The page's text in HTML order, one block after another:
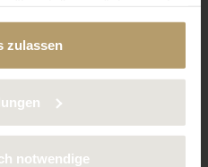
gezielt
über die von uns
Sie in unserer
zulassen
notwendige